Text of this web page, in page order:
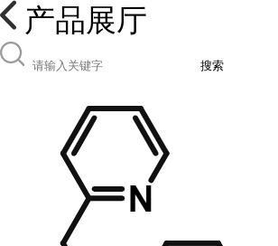
产品展厅
搜索